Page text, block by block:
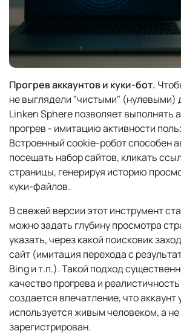
Прогрев аккаунтов и куки-бот.
не выглядели "чистыми" (нулевыми)
Linken Sphere позволяет выполнять
прогрев - имитацию активности
Встроенный cookie-робот способен
посещать набор сайтов, кликать
страницы, генерируя историю
куки-файлов.
В свежей версии этот инструмент
можно задать глубину просмотра
указать, через какой поисковик
сайт (имитация перехода с
Bing и т.п.). Такой подход
качество прогрева и
создается впечатление, что аккаунт
используется живым человеком, а не
зарегистрирован.